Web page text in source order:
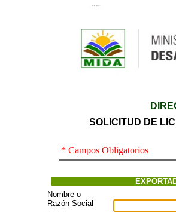
SOLICITUD DE
* Campos Obligatorios
Nombre o
Razón Social